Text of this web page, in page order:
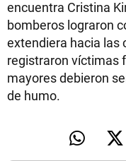
encuentra Cristina
bomberos lograron
extendiera hacia las
registraron víctimas
mayores debieron
de humo.